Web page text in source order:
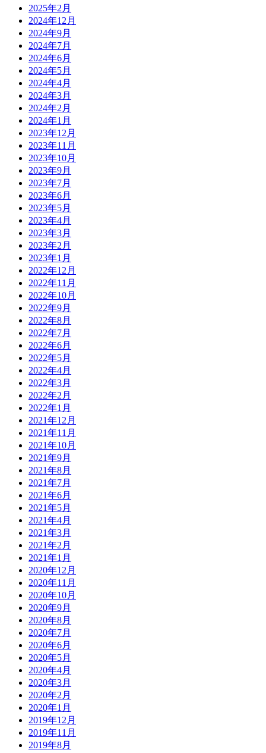
2025年2月
2024年12月
2024年9月
2024年7月
2024年6月
2024年5月
2024年4月
2024年3月
2024年2月
2024年1月
2023年12月
2023年11月
2023年10月
2023年9月
2023年7月
2023年6月
2023年5月
2023年4月
2023年3月
2023年2月
2023年1月
2022年12月
2022年11月
2022年10月
2022年9月
2022年8月
2022年7月
2022年6月
2022年5月
2022年4月
2022年3月
2022年2月
2022年1月
2021年12月
2021年11月
2021年10月
2021年9月
2021年8月
2021年7月
2021年6月
2021年5月
2021年4月
2021年3月
2021年2月
2021年1月
2020年12月
2020年11月
2020年10月
2020年9月
2020年8月
2020年7月
2020年6月
2020年5月
2020年4月
2020年3月
2020年2月
2020年1月
2019年12月
2019年11月
2019年8月